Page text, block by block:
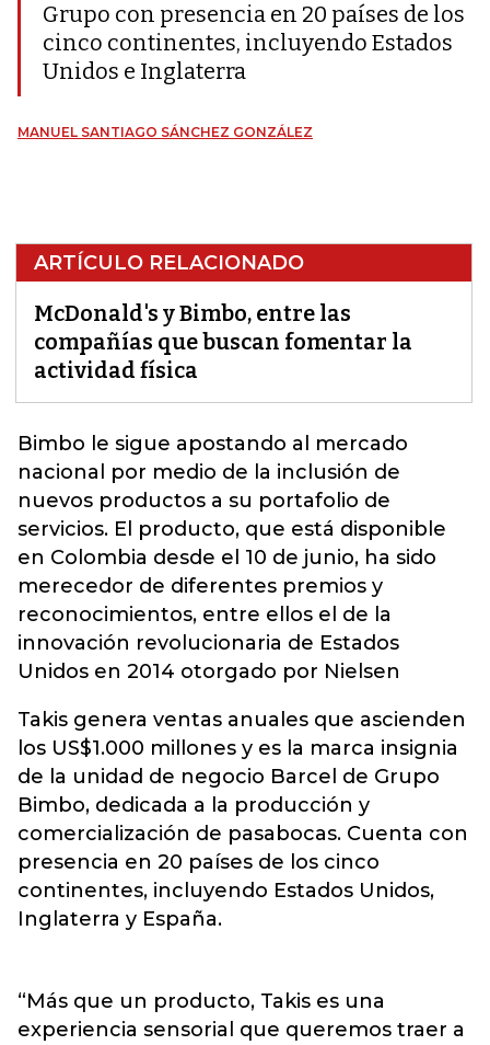
Grupo con presencia en 20 países de los
cinco continentes, incluyendo Estados
Unidos e Inglaterra
MANUEL SANTIAGO SÁNCHEZ GONZÁLEZ
ARTÍCULO RELACIONADO
McDonald's y Bimbo, entre las
compañías que buscan fomentar la
actividad física
Bimbo le sigue apostando al mercado
nacional por medio de la inclusión de
nuevos productos a su portafolio de
servicios. El producto, que está disponible
en Colombia desde el 10 de junio, ha sido
merecedor de diferentes premios y
reconocimientos, entre ellos el de la
innovación revolucionaria de Estados
Unidos en 2014 otorgado por Nielsen
Takis genera ventas anuales que ascienden
los US$1.000 millones y es la marca insignia
de la unidad de negocio Barcel de Grupo
Bimbo, dedicada a la producción y
comercialización de pasabocas. Cuenta con
presencia en 20 países de los cinco
continentes, incluyendo Estados Unidos,
Inglaterra y España.
“Más que un producto, Takis es una
experiencia sensorial que queremos traer a